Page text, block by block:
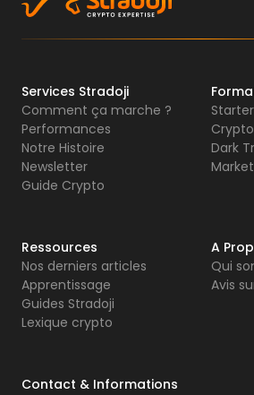
Services Stradoji
Comment ça marche ?
Performances
Notre Histoire
Newsletter
Guide Crypto
Dark
Ressources
Nos derniers articles
Apprentissage
Guides Stradoji
Lexique crypto
A
Qui
Avis
Contact & Informations